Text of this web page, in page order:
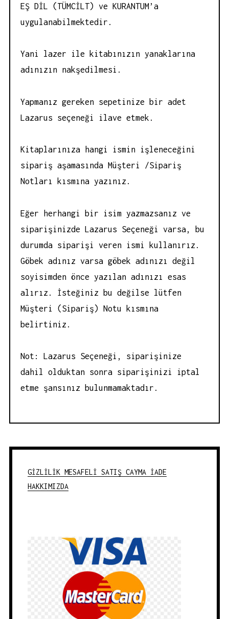
EŞ DİL (TÜMCİLT) ve KURANTUM’a
uygulanabilmektedir.
Yani lazer ile kitabınızın yanaklarına
adınızın nakşedilmesi.
Yapmanız gereken sepetinize bir adet
Lazarus seçeneği ilave etmek.
Kitaplarınıza hangi ismin işleneceğini
sipariş aşamasında Müşteri /Sipariş
Notları kısmına yazınız.
Eğer herhangi bir isim yazmazsanız ve
siparişinizde Lazarus Seçeneği varsa, bu
durumda siparişi veren ismi kullanırız.
Göbek adınız varsa göbek adınızı değil
soyisimden önce yazılan adınızı esas
alırız. İsteğiniz bu değilse lütfen
Müşteri (Sipariş) Notu kısmına
belirtiniz.
Not: Lazarus Seçeneği, siparişinize
dahil olduktan sonra siparişinizi iptal
etme şansınız bulunmamaktadır.
GİZLİLİK MESAFELİ SATIŞ CAYMA İADE
HAKKIMIZDA